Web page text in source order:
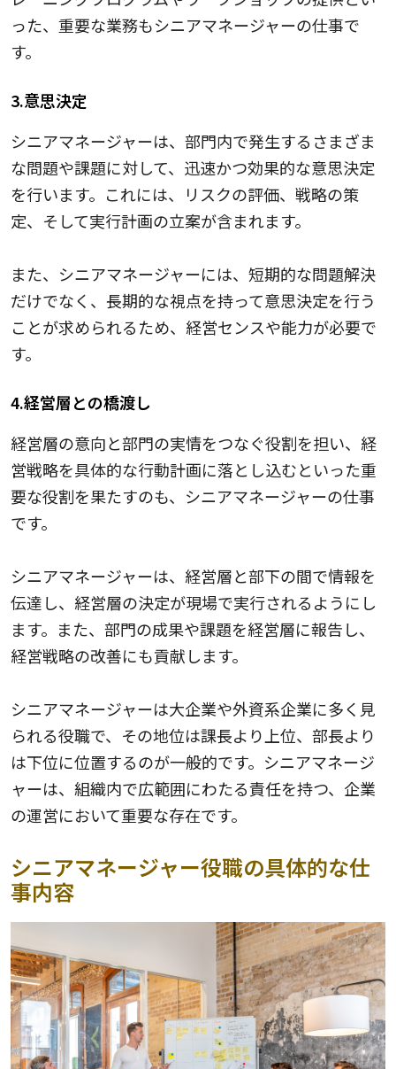
った、重要な業務もシニアマネージャーの仕事で
す。
3.意思決定
シニアマネージャーは、部門内で発生するさまざま
な問題や課題に対して、迅速かつ効果的な意思決定
を行います。これには、リスクの評価、戦略の策
定、そして実行計画の立案が含まれます。
また、シニアマネージャーには、短期的な問題解決
だけでなく、長期的な視点を持って意思決定を行う
ことが求められるため、経営センスや能力が必要で
す。
4.経営層との橋渡し
経営層の意向と部門の実情をつなぐ役割を担い、経
営戦略を具体的な行動計画に落とし込むといった重
要な役割を果たすのも、シニアマネージャーの仕事
です。
シニアマネージャーは、経営層と部下の間で情報を
伝達し、経営層の決定が現場で実行されるようにし
ます。また、部門の成果や課題を経営層に報告し、
経営戦略の改善にも貢献します。
シニアマネージャーは大企業や外資系企業に多く見
られる役職で、その地位は課長より上位、部長より
は下位に位置するのが一般的です。シニアマネージ
ャーは、組織内で広範囲にわたる責任を持つ、企業
の運営において重要な存在です。
シニアマネージャー役職の具体的な仕
事内容